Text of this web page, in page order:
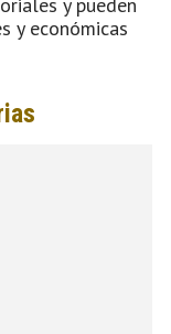
y económicas